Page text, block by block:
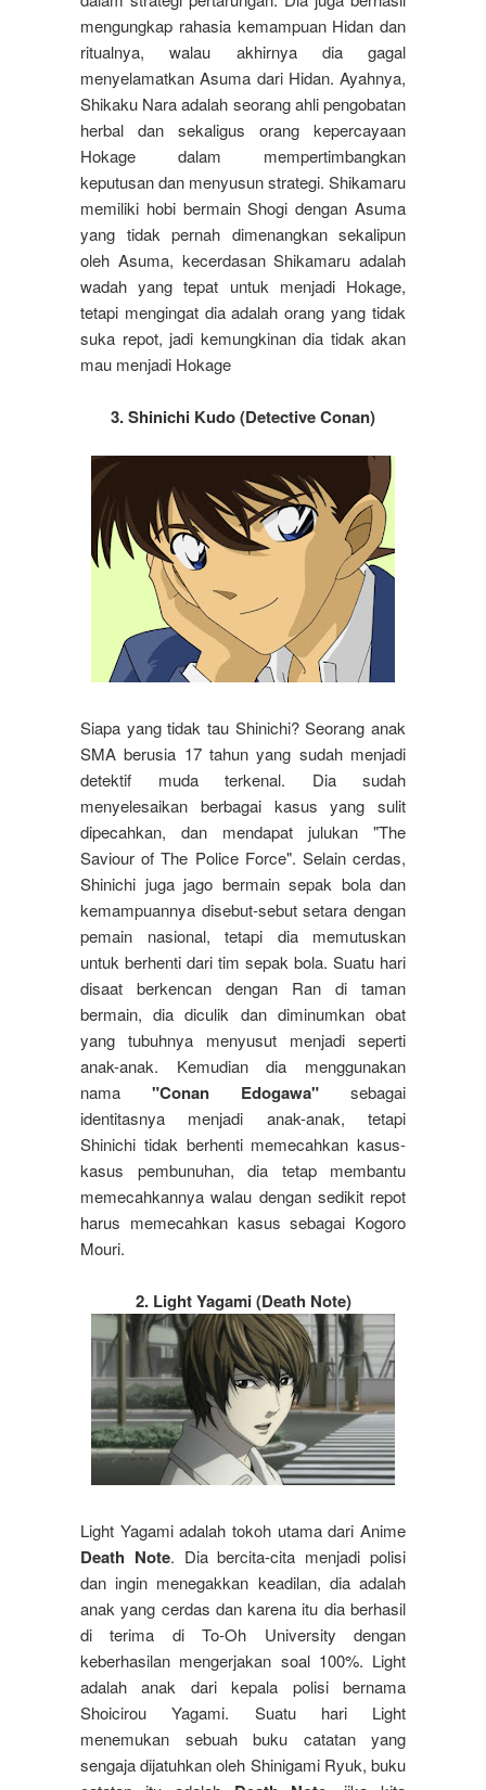
mengungkap rahasia kemampuan Hidan dan
ritualnya, walau akhirnya dia gagal
menyelamatkan Asuma dari Hidan. Ayahnya,
Shikaku Nara adalah seorang ahli pengobatan
herbal dan sekaligus orang kepercayaan
Hokage dalam mempertimbangkan
keputusan dan menyusun strategi. Shikamaru
memiliki hobi bermain Shogi dengan Asuma
yang tidak pernah dimenangkan sekalipun
oleh Asuma, kecerdasan Shikamaru adalah
wadah yang tepat untuk menjadi Hokage,
tetapi mengingat dia adalah orang yang tidak
suka repot, jadi kemungkinan dia tidak akan
mau menjadi Hokage
3. Shinichi Kudo (Detective Conan)
Siapa yang tidak tau Shinichi? Seorang anak
SMA berusia 17 tahun yang sudah menjadi
detektif muda terkenal. Dia sudah
menyelesaikan berbagai kasus yang sulit
dipecahkan, dan mendapat julukan "The
Saviour of The Police Force". Selain cerdas,
Shinichi juga jago bermain sepak bola dan
kemampuannya disebut-sebut setara dengan
pemain nasional, tetapi dia memutuskan
untuk berhenti dari tim sepak bola. Suatu hari
disaat berkencan dengan Ran di taman
bermain, dia diculik dan diminumkan obat
yang tubuhnya menyusut menjadi seperti
anak-anak. Kemudian dia menggunakan
nama "Conan Edogawa" sebagai
identitasnya menjadi anak-anak, tetapi
Shinichi tidak berhenti memecahkan kasus-
kasus pembunuhan, dia tetap membantu
memecahkannya walau dengan sedikit repot
harus memecahkan kasus sebagai Kogoro
Mouri.
2. Light Yagami (Death Note)
Light Yagami adalah tokoh utama dari Anime
Death Note. Dia bercita-cita menjadi polisi
dan ingin menegakkan keadilan, dia adalah
anak yang cerdas dan karena itu dia berhasil
di terima di To-Oh University dengan
keberhasilan mengerjakan soal 100%. Light
adalah anak dari kepala polisi bernama
Shoicirou Yagami. Suatu hari Light
menemukan sebuah buku catatan yang
sengaja dijatuhkan oleh Shinigami Ryuk, buku